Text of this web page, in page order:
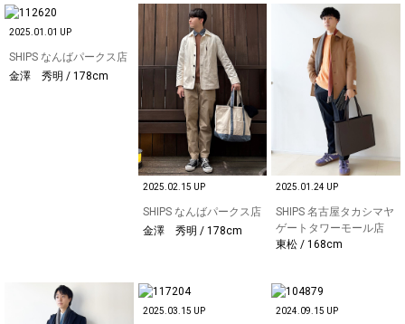
2025.01.01 UP
SHIPS なんばパークス店
金澤 秀明 / 178cm
2025.02.15 UP
SHIPS なんばパークス店
金澤 秀明 / 178cm
2025.01.24 UP
SHIPS 名古屋タカシマヤ
ゲートタワーモール店
東松 / 168cm
2025.03.15 UP 2024.09.15 UP